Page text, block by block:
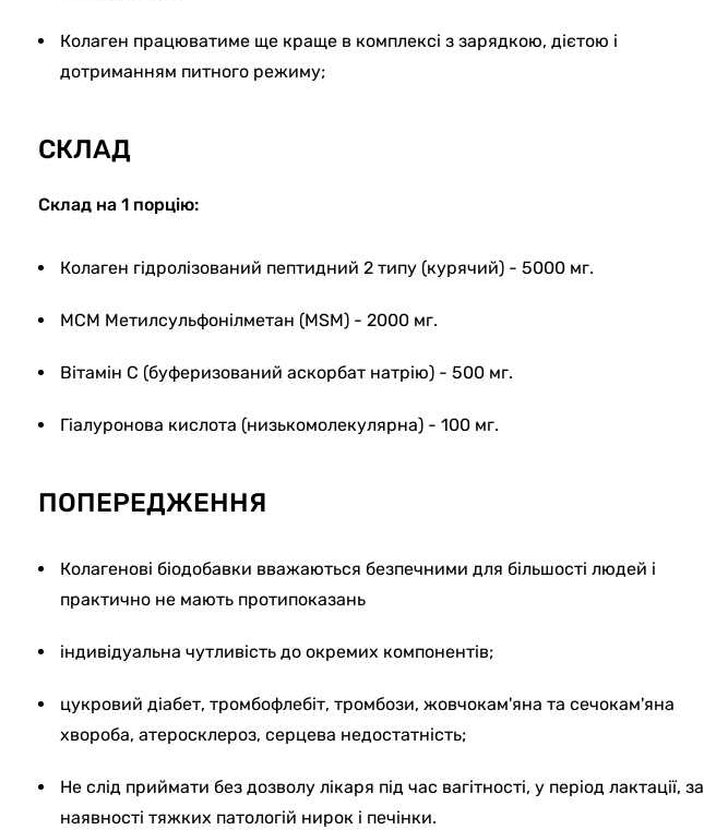
Колаген працюватиме ще краще в комплексі з зарядкою, дієтою і
дотриманням питного режиму;
СКЛАД
Склад на 1 порцію:
Колаген гідролізований пептидний 2 типу (курячий) - 5000 мг.
МСМ Метилсульфонілметан (MSM) - 2000 мг.
Вітамін С (буферизований аскорбат натрію) - 500 мг.
Гіалуронова кислота (низькомолекулярна) - 100 мг.
ПОПЕРЕДЖЕННЯ
Колагенові біодобавки вважаються безпечними для більшості людей і
практично не мають протипоказань
індивідуальна чутливість до окремих компонентів;
цукровий діабет, тромбофлебіт, тромбози, жовчокам'яна та сечокам'яна
хвороба, атеросклероз, серцева недостатність;
Не слід приймати без дозволу лікаря під час вагітності, у період лактації, за
наявності тяжких патологій нирок і печінки.